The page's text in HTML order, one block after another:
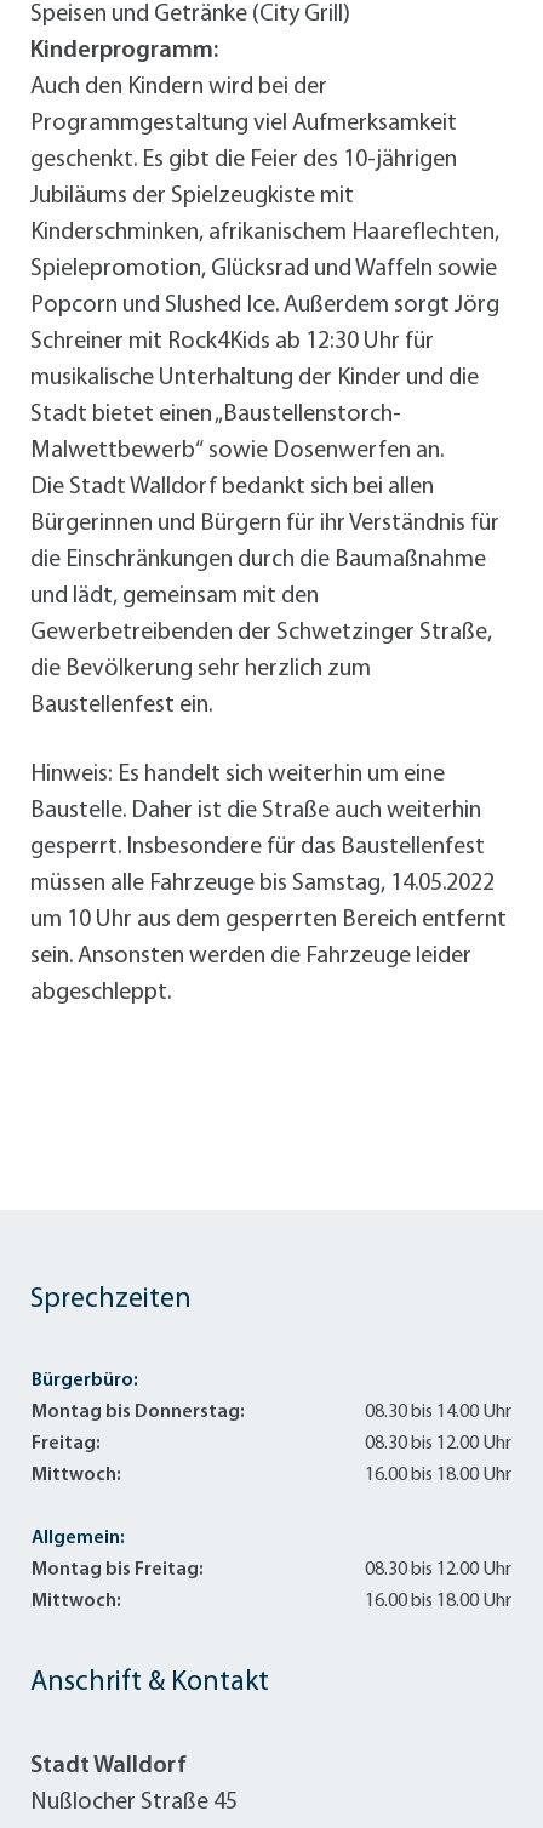
Speisen und Getränke (City Grill)
Kinderprogramm:
Auch den Kindern wird bei der
Programmgestaltung viel Aufmerksamkeit
geschenkt. Es gibt die Feier des 10-jährigen
Jubiläums der Spielzeugkiste mit
Kinderschminken, afrikanischem Haareflechten,
Spielepromotion, Glücksrad und Waffeln sowie
Popcorn und Slushed Ice. Außerdem sorgt Jörg
Schreiner mit Rock4Kids ab 12:30 Uhr für
musikalische Unterhaltung der Kinder und die
Stadt bietet einen „Baustellenstorch-
Malwettbewerb“ sowie Dosenwerfen an.
Die Stadt Walldorf bedankt sich bei allen
Bürgerinnen und Bürgern für ihr Verständnis für
die Einschränkungen durch die Baumaßnahme
und lädt, gemeinsam mit den
Gewerbetreibenden der Schwetzinger Straße,
die Bevölkerung sehr herzlich zum
Baustellenfest ein.
Hinweis: Es handelt sich weiterhin um eine
Baustelle. Daher ist die Straße auch weiterhin
gesperrt. Insbesondere für das Baustellenfest
müssen alle Fahrzeuge bis Samstag, 14.05.2022
um 10 Uhr aus dem gesperrten Bereich entfernt
sein. Ansonsten werden die Fahrzeuge leider
abgeschleppt.
Anschrift & Kontakt
Stadt Walldorf
Nußlocher Straße 45
Sprechzeiten
Bürgerbüro:
Montag bis Donnerstag:
08.30 bis 14.00 Uhr
Freitag:
08.30 bis 12.00 Uhr
Mittwoch:
16.00 bis 18.00 Uhr
Allgemein:
Montag bis Freitag:
08.30 bis 12.00 Uhr
Mittwoch:
16.00 bis 18.00 Uhr